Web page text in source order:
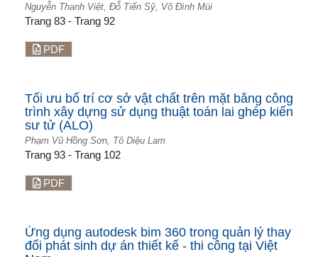
Nguyễn Thanh Việt, Đỗ Tiến Sỹ, Võ Đình Mùi
Trang 83 - Trang 92
PDF
Tối ưu bố trí cơ sở vật chất trên mặt bằng công
trình xây dựng sử dụng thuật toán lai ghép kiến
sư tử (ALO)
Phạm Vũ Hồng Sơn, Tô Diệu Lam
Trang 93 - Trang 102
PDF
Ứng dụng autodesk bim 360 trong quản lý thay
đổi phát sinh dự án thiết kế - thi công tại Việt